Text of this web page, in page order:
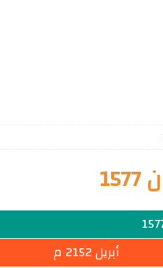
أبريل 2152 م